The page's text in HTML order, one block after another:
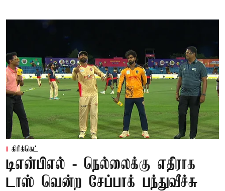
கிரிக்கெட்
டிஎன்பிஎல் - நெல்லைக்கு எதிராக
டாஸ் வென்ற சேப்பாக் பந்துவீச்சு